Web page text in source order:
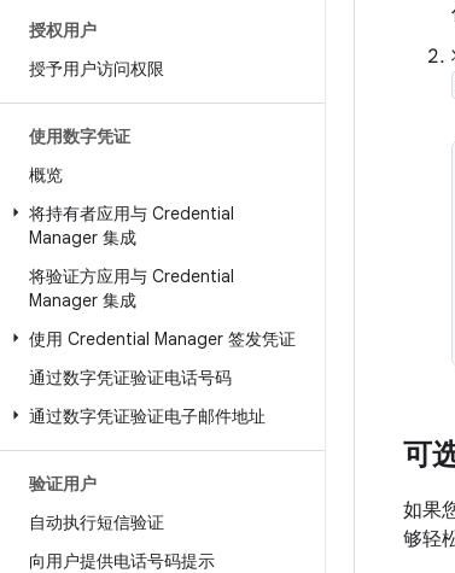
授权用户
授予用户访问权限
使用数字凭证
概览
将持有者应用与 Credential
Manager 集成
将验证方应用与 Credential
Manager 集成
使用 Credential Manager 签发凭证
通过数字凭证验证电话号码
通过数字凭证验证电子邮件地址
验证用户
自动执行短信验证
向用户提供电话号码提示
可
如果
够轻